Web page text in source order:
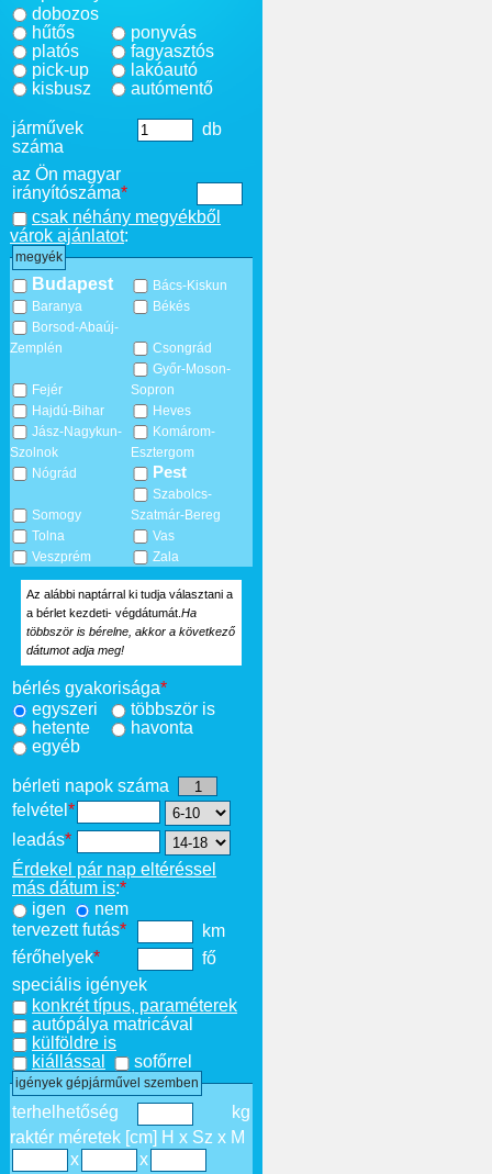
dobozos
hűtős
platós
pick-up
kisbusz
ponyvás
fagyasztós
lakóautó
autómentő
járművek
száma
db
az Ön magyar
irányítószáma*
csak néhány megyékből
várok ajánlatot:
megyék
Budapest
Bács-Kiskun
Baranya
Békés
Borsod-Abaúj-
Zemplén
Csongrád
Fejér
Győr-Moson-
Sopron
Hajdú-Bihar
Heves
Jász-Nagykun-
Szolnok
Komárom-
Esztergom
Nógrád
Pest
Somogy
Szabolcs-
Szatmár-Bereg
Tolna
Vas
Veszprém
Zala
Az alábbi naptárral ki tudja választani a
a bérlet kezdeti- végdátumát. Ha
többször is bérelne, akkor a következő
dátumot adja meg!
bérlés gyakorisága*
egyszeri
többször is
hetente
havonta
egyéb
bérleti napok száma
felvétel *
leadás*
Érdekel pár nap eltéréssel
más dátum is:*
igen
nem
tervezett futás*
km
férőhelyek*
fő
speciális igények
konkrét típus, paraméterek
autópálya matricával
külföldre is
kiállással
sofőrrel
igények gépjárművel szemben
terhelhetőség
kg
raktér méretek [cm] H x Sz x M
x
x